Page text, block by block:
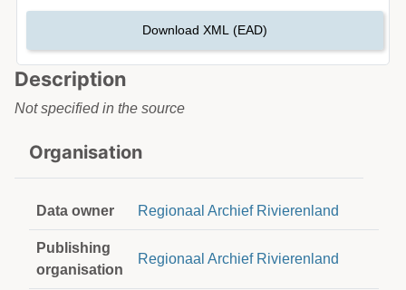
Description
Not specified in the source
Organisation
Data owner Regionaal Archief Rivierenland
Publishing
organisation
Regionaal Archief Rivierenland
Download XML (EAD)